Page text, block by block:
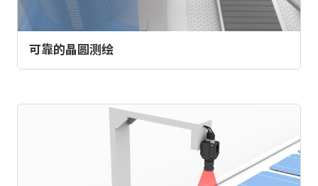
可靠的晶圆测绘